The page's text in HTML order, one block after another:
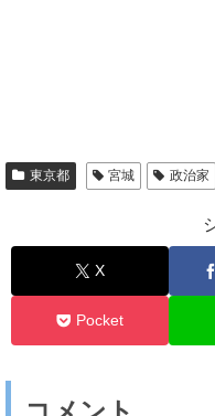
東京都 宮城 政治家
X
Pocket